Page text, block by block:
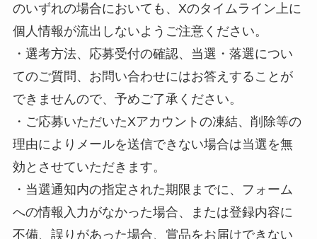
のいずれの場合においても、Xのタイムライン上に
個人情報が流出しないようご注意ください。
・選考方法、応募受付の確認、当選・落選につい
てのご質問、お問い合わせにはお答えすることが
できませんので、予めご了承ください。
・ご応募いただいたXアカウントの凍結、削除等の
理由によりメールを送信できない場合は当選を無
効とさせていただきます。
・当選通知内の指定された期限までに、フォーム
への情報入力がなかった場合、または登録内容に
不備、誤りがあった場合、賞品をお届けできない